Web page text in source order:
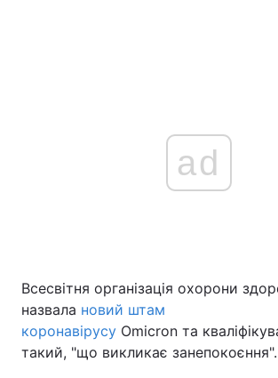
Головна Війна
Україна Політика
ad
Всесвітня організація охорони
назвала новий штам
коронавірусу Omicron та
такий, "що викликає занепокоєння".